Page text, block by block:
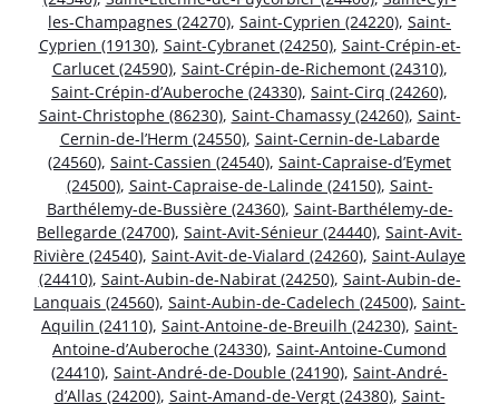
les-Champagnes (24270), Saint-Cyprien (24220), Saint-
Cyprien (19130), Saint-Cybranet (24250), Saint-Crépin-et-
Carlucet (24590), Saint-Crépin-de-Richemont (24310),
Saint-Crépin-d’Auberoche (24330), Saint-Cirq (24260),
Saint-Christophe (86230), Saint-Chamassy (24260), Saint-
Cernin-de-l’Herm (24550), Saint-Cernin-de-Labarde
(24560), Saint-Cassien (24540), Saint-Capraise-d’Eymet
(24500), Saint-Capraise-de-Lalinde (24150), Saint-
Barthélemy-de-Bussière (24360), Saint-Barthélemy-de-
Bellegarde (24700), Saint-Avit-Sénieur (24440), Saint-Avit-
Rivière (24540), Saint-Avit-de-Vialard (24260), Saint-Aulaye
(24410), Saint-Aubin-de-Nabirat (24250), Saint-Aubin-de-
Lanquais (24560), Saint-Aubin-de-Cadelech (24500), Saint-
Aquilin (24110), Saint-Antoine-de-Breuilh (24230), Saint-
Antoine-d’Auberoche (24330), Saint-Antoine-Cumond
(24410), Saint-André-de-Double (24190), Saint-André-
d’Allas (24200), Saint-Amand-de-Vergt (24380), Saint-